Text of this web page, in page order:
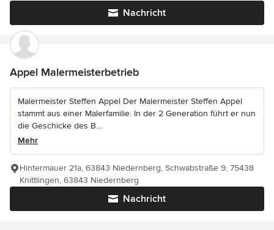
Nachricht
Appel Malermeisterbetrieb
Malermeister Steffen Appel Der Malermeister Steffen Appel
stammt aus einer Malerfamilie. In der 2 Generation führt er nun
die Geschicke des B...
Mehr
Nachricht
Hintermauer 21a, 63843 Niedernberg, Schwabstraße 9, 75438
Knittlingen, 63843 Niedernberg